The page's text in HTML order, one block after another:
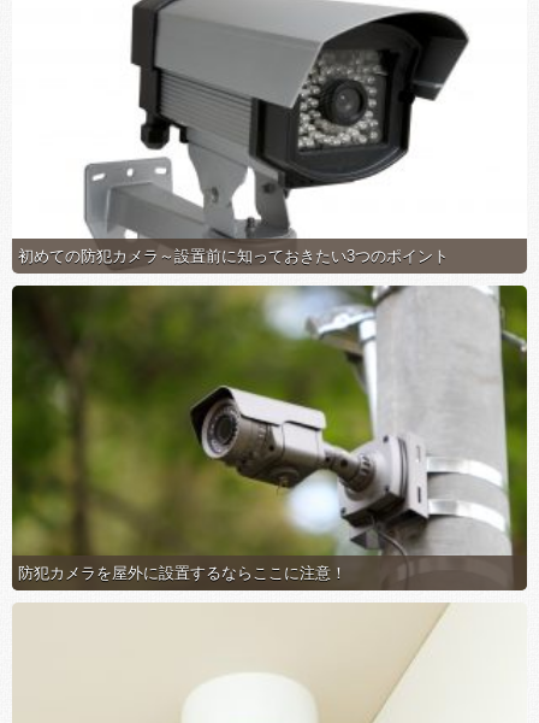
初めての防犯カメラ～設置前に知っておきたい3つのポイント
防犯カメラを屋外に設置するならここに注意！